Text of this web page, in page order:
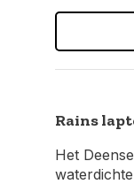
Rains
Het